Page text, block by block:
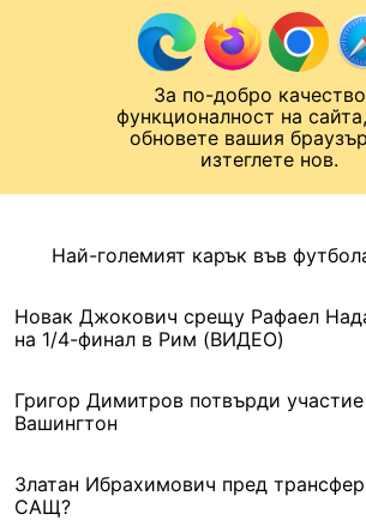
За по-добро
функционалност на
обновете вашия
изтеглете нов.
Към съдържанието
Лига на Конференциите
Най-големият карък във
Новак Джокович срещу Рафаел
на 1/4-финал в Рим (ВИДЕО)
Григор Димитров потвърди
Вашингтон
Златан Ибрахимович пред
САЩ?